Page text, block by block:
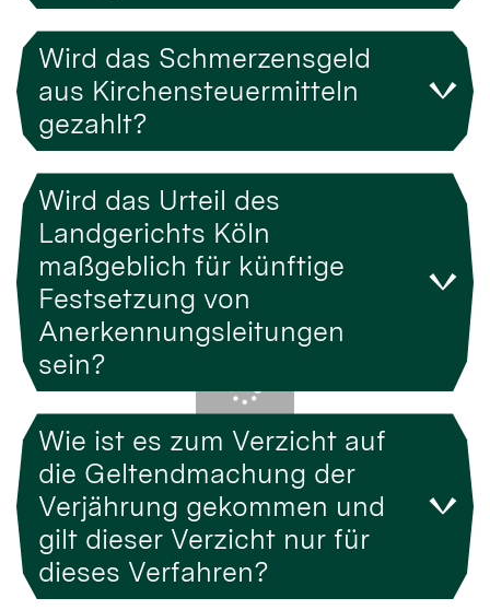
Wird das Schmerzensgeld
aus Kirchensteuermitteln
gezahlt?
Wird das Urteil des
Landgerichts Köln
maßgeblich für künftige
Festsetzung von
Anerkennungsleitungen
sein?
Wie ist es zum Verzicht auf
die Geltendmachung der
Verjährung gekommen und
gilt dieser Verzicht nur für
dieses Verfahren?